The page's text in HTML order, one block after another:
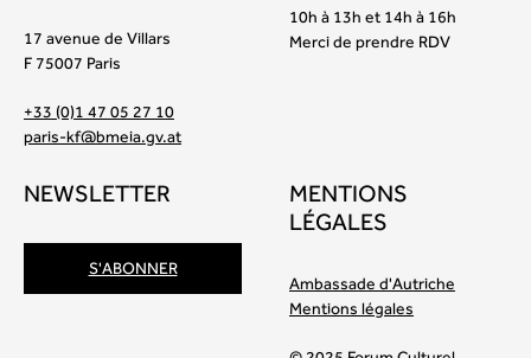
17 avenue de Villars
F 75007 Paris
+33 (0)1 47 05 27 10
paris-kf@bmeia.gv.at
10h à 13h et 14h à 16h
Merci de prendre RDV
NEWSLETTER
S'ABONNER
MENTIONS
LÉGALES
Ambassade d'Autriche
Mentions légales